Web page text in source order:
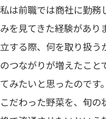
私は前職では商社に勤務
みを見てきた経験があり
立する際、何を取り扱う
のつながりが増えたこと
てみたいと思ったのです
こだわった野菜を、旬